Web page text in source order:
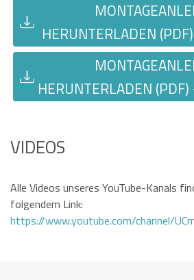
HERUNTERLADEN
HERUNTERLADEN
VIDEOS
Alle Videos unseres YouTube-Kanals
folgendem Link:
https://www.youtube.com/channel/